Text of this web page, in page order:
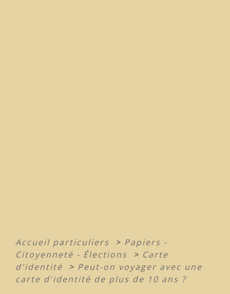
Accueil particuliers > Papiers -
Citoyenneté - Élections
> Carte
d'identité
> Peut-on voyager avec une
carte d'identité de plus de 10 ans ?